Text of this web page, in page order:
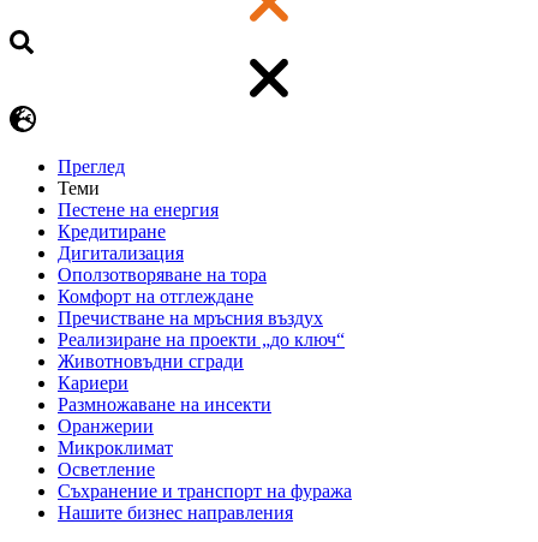
Преглед
Теми
Пестене на енергия
Кредитиране
Дигитализация
Оползотворяване на тора
Комфорт на отглеждане
Пречистване на мръсния въздух
Реализиране на проекти „до ключ“
Животновъдни сгради
Кариери
Размножаване на инсекти
Оранжерии
Микроклимат
Осветление
Съхранение и транспорт на фуража
Нашите бизнес направления